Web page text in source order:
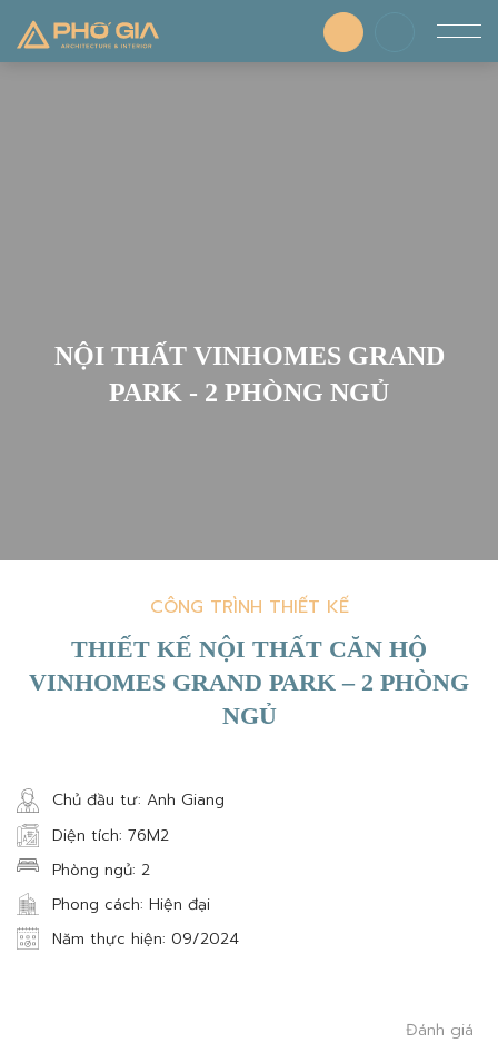
NỘI THẤT VINHOMES GRAND
PARK - 2 PHÒNG NGỦ
CÔNG TRÌNH THIẾT KẾ
THIẾT KẾ NỘI THẤT CĂN HỘ
VINHOMES GRAND PARK – 2 PHÒNG
NGỦ
Chủ đầu tư: Anh Giang
Diện tích: 76M2
Phòng ngủ: 2
Phong cách: Hiện đại
Năm thực hiện: 09/2024
Đánh giá